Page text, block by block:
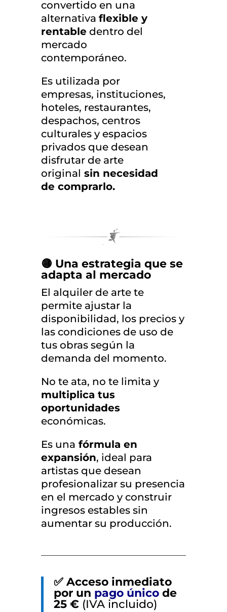
convertido en una
alternativa flexible y
rentable dentro del
mercado
contemporáneo.
Es utilizada por
empresas, instituciones,
hoteles, restaurantes,
despachos, centros
culturales y espacios
privados que desean
disfrutar de arte
original sin necesidad
de comprarlo.
🟡 Una estrategia que se
adapta al mercado
El alquiler de arte te
permite ajustar la
disponibilidad, los precios y
las condiciones de uso de
tus obras según la
demanda del momento.
No te ata, no te limita y
multiplica tus
oportunidades
económicas.
Es una fórmula en
expansión, ideal para
artistas que desean
profesionalizar su presencia
en el mercado y construir
ingresos estables sin
aumentar su producción.
✅ Acceso inmediato
por un pago únicode
25 € (IVA incluido)